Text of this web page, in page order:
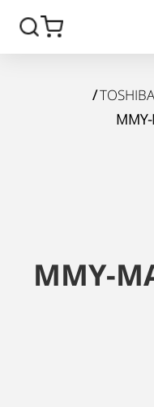
/
MMY-